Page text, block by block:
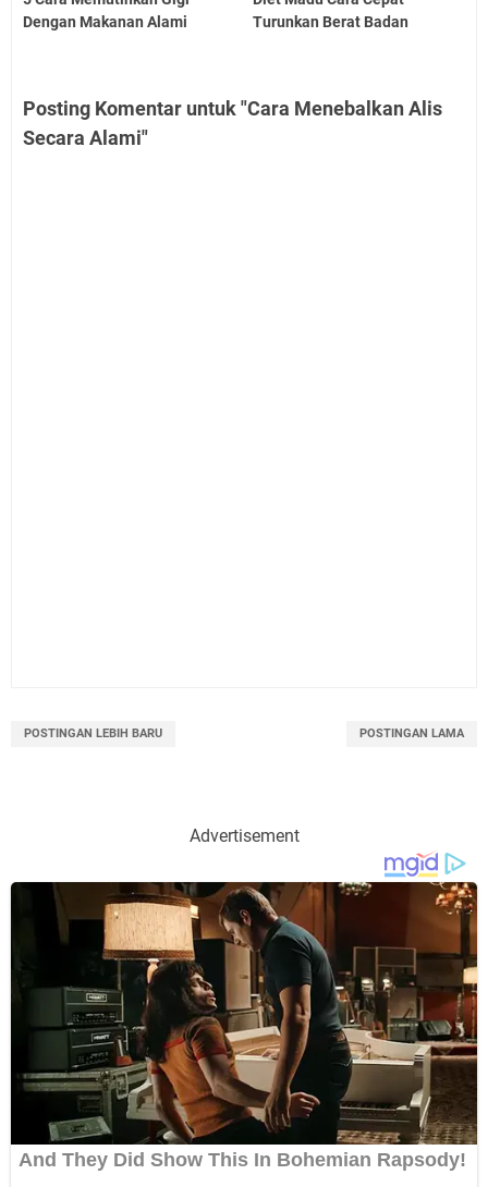
Dengan Makanan Alami
Turunkan Berat Badan
Posting Komentar untuk "Cara Menebalkan Alis
Secara Alami"
POSTINGAN LEBIH BARU POSTINGAN LAMA
Advertisement